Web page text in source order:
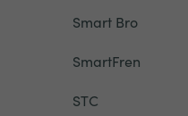
Smart Bro
SmartFren
STC